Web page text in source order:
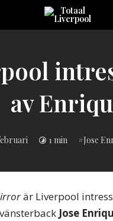
Sveriges
online
magazine!
av
1 min
Inlagd
Jose
är Liverpool
Jose